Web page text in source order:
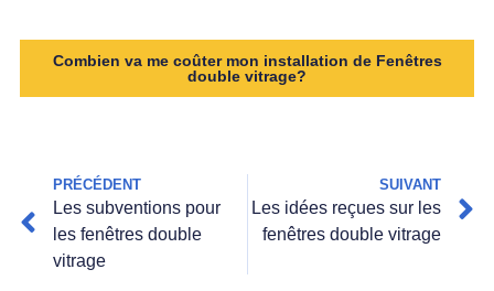
Combien va me coûter mon installation de Fenêtres
double vitrage?
PRÉCÉDENT
Les subventions pour
les fenêtres double
vitrage
SUIVANT
Les idées reçues sur les
fenêtres double vitrage